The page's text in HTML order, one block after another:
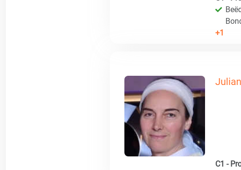
+1
C1 -